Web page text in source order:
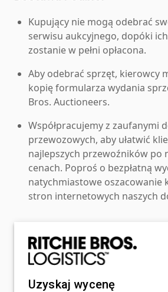
Kupujący nie mogą odebrać
serwisu aukcyjnego, dopóki
zostanie w pełni opłacona.
Aby odebrać sprzęt, kierowcy
kopię formularza wydania
Bros. Auctioneers.
Współpracujemy z zaufanymi
przewozowych, aby ułatwić
najlepszych przewoźników po
cenach. Poproś o bezpłatną
natychmiastowe oszacowanie
stron internetowych naszych
Uzyskaj wycenę